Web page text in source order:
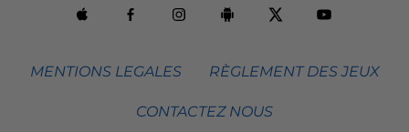
MENTIONS LEGALES RÈGLEMENT DES JEUX
CONTACTEZ NOUS